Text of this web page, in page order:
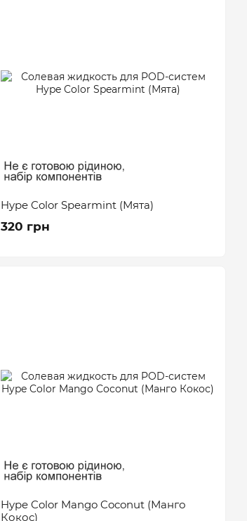
Hype Color Spearmint (Мята)
320 грн
Hype Color Mango Coconut (Манго
Кокос)